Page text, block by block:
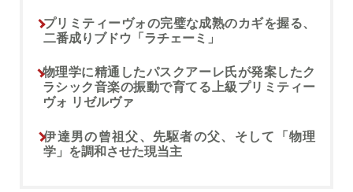
プリミティーヴォの完璧な成熟のカギを握る、
二番成りブドウ「ラチェーミ」
物理学に精通したパスクアーレ氏が発案したク
ラシック音楽の振動で育てる上級プリミティー
ヴォ リゼルヴァ
伊達男の曾祖父、先駆者の父、そして「物理
学」を調和させた現当主